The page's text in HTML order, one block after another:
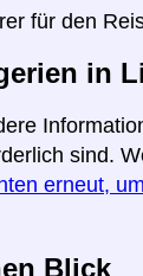
für den
in
sind.
erneut,
Blick